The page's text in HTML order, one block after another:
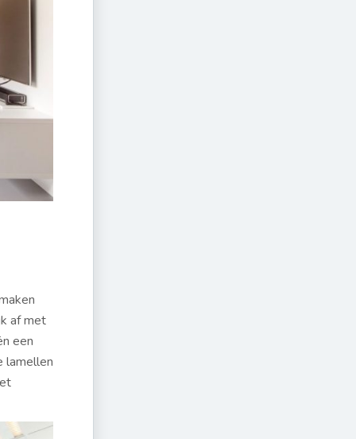
af met
een
lamellen